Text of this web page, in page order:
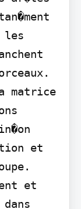
les
matrice
et
et